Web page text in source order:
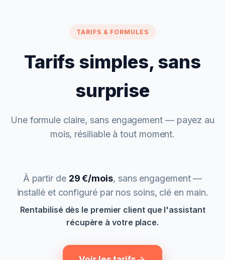
TARIFS & FORMULES
Tarifs simples, sans
surprise
Une formule claire, sans engagement — payez au
mois, résiliable à tout moment.
À partir de 29 €/mois, sans engagement —
installé et configuré par nos soins, clé en main.
Rentabilisé dès le premier client que l'assistant
récupère à votre place.